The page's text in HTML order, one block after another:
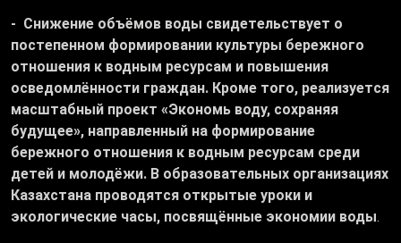
- Снижение объёмов воды свидетельствует о
постепенном формировании культуры бережного
отношения к водным ресурсам и повышения
осведомлённости граждан. Кроме того, реализуется
масштабный проект «Экономь воду, сохраняя
будущее», направленный на формирование
бережного отношения к водным ресурсам среди
детей и молодёжи. В образовательных организациях
Казахстана проводятся открытые уроки и
экологические часы, посвящённые экономии воды.